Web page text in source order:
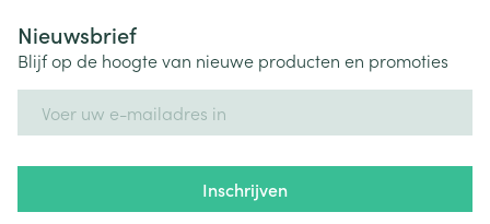
Nieuwsbrief
Blijf op de hoogte van nieuwe producten en promoties
Inschrijven